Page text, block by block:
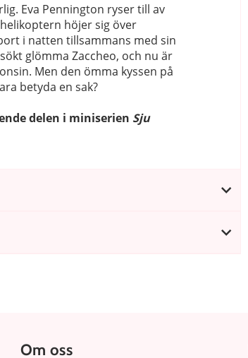
Eva Pennington ryser till av
höjer sig över
i natten tillsammans med sin
glömma Zaccheo, och nu är
Men den ömma kyssen på
betyda en sak?
delen i miniserien Sju
Om oss